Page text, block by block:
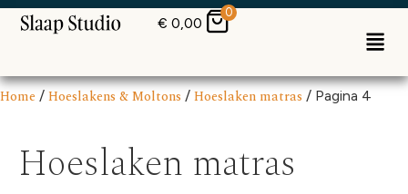
€ 0,00
0
Home / Hoeslakens & Moltons / Hoeslaken matras / Pagina 4
Hoeslaken matras